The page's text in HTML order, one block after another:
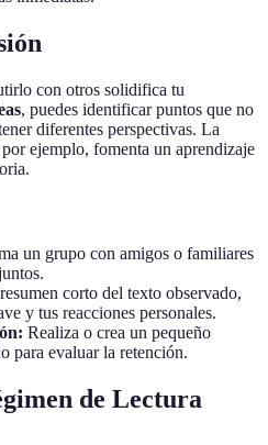
con otros solidifica tu
, puedes identificar puntos que no
diferentes perspectivas. La
ejemplo, fomenta un aprendizaje
un grupo con amigos o familiares
corto del texto observado,
y tus reacciones personales.
Realiza o crea un pequeño
para evaluar la retención.
de Lectura